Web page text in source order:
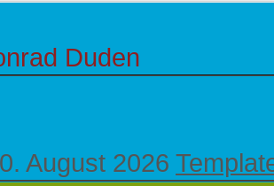
Duden
August 2026